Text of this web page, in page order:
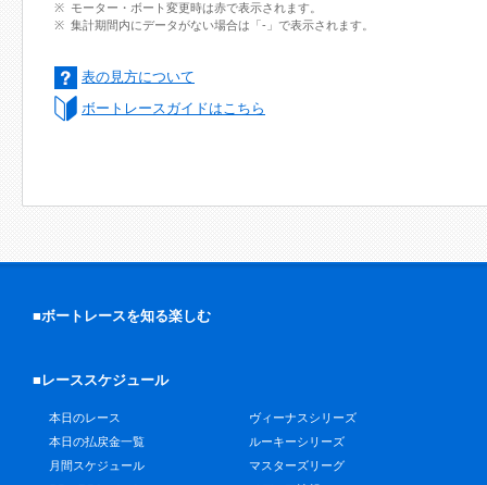
モーター・ボート変更時は赤で表示されます。
集計期間内にデータがない場合は「-」で表示されます。
表の見方について
ボートレースガイドはこちら
■ボートレースを知る楽しむ
■レーススケジュール
本日のレース
本日の払戻金一覧
月間スケジュール
ヴィーナスシリーズ
ルーキーシリーズ
マスターズリーグ